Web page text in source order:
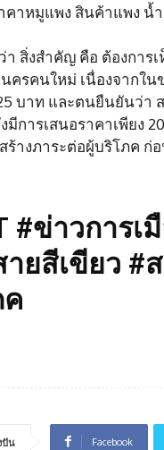
คาหมูแพง สินค้าแพง น้
า สิ่งสำคัญ คือ ต้องการ
ครคนใหม่ เนื่องจากใ
บาท และตนยืนยันว่า
มีการเสนอราคาเพียง
ร้างภาระต่อผู้บริโภค
#ข่าวการ
ยสีเขียว #
ปัน Facebook